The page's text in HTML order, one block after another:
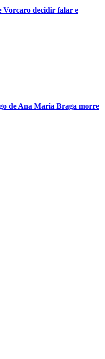
Vorcaro decidir falar e
de Ana Maria Braga morre